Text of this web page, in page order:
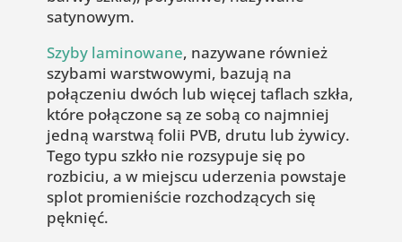
satynowym.
Szyby laminowane, nazywane również
szybami warstwowymi, bazują na
połączeniu dwóch lub więcej taflach szkła,
które połączone są ze sobą co najmniej
jedną warstwą folii PVB, drutu lub żywicy.
Tego typu szkło nie rozsypuje się po
rozbiciu, a w miejscu uderzenia powstaje
splot promieniście rozchodzących się
pęknięć.